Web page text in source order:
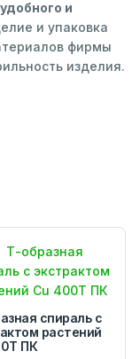
и
и упаковка
фирмы
изделия.
спираль с
растений
ПК